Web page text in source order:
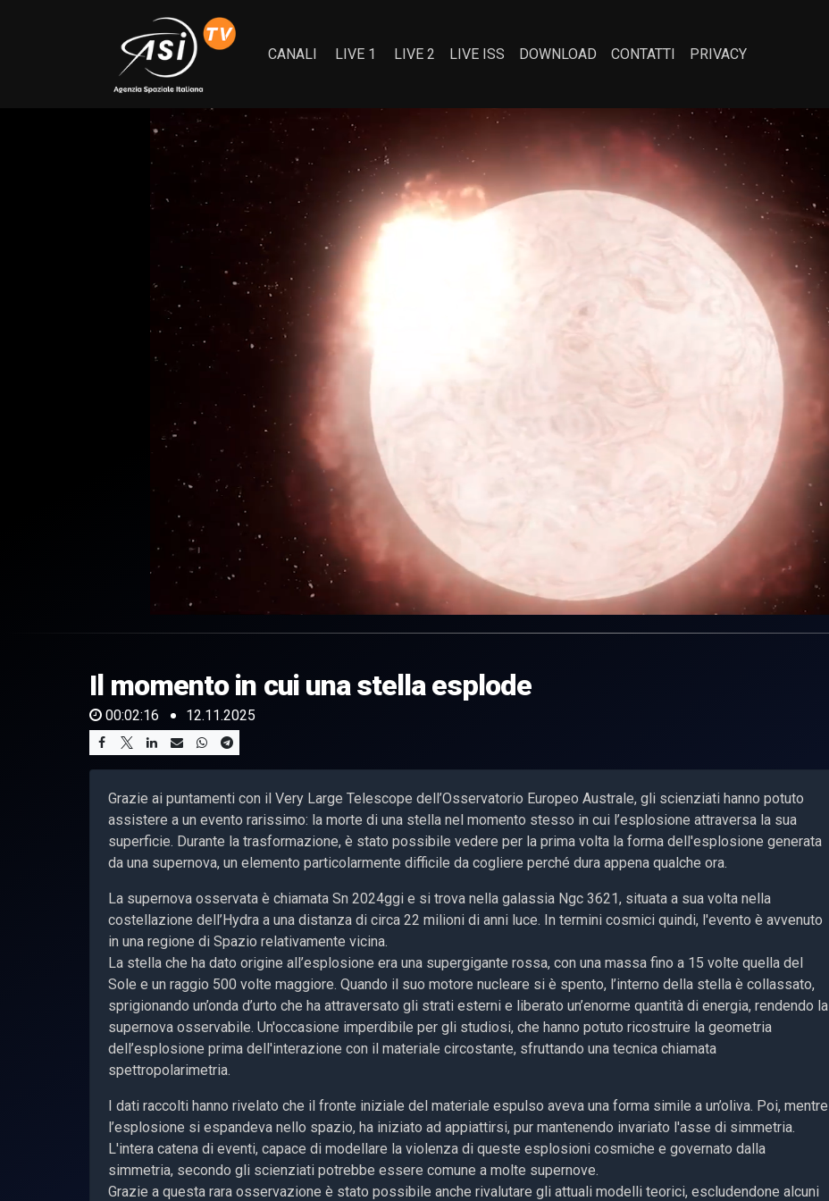
CANALI LIVE 1 LIVE 2 LIVE ISS DOWNLOAD CONTATTI PRIVACY
of
16
secondsVolume
0%
Il momento in cui una stella esplode
00:02:16 12.11.2025
Grazie ai puntamenti con il Very Large Telescope dell’Osservatorio Europeo Australe, gli scienziati hanno potuto
assistere a un evento rarissimo: la morte di una stella nel momento stesso in cui l’esplosione attraversa la sua
superficie. Durante la trasformazione, è stato possibile vedere per la prima volta la forma dell'esplosione generata
da una supernova, un elemento particolarmente difficile da cogliere perché dura appena qualche ora.
La supernova osservata è chiamata Sn 2024ggi e si trova nella galassia Ngc 3621, situata a sua volta nella
costellazione dell’Hydra a una distanza di circa 22 milioni di anni luce. In termini cosmici quindi, l'evento è avvenuto
in una regione di Spazio relativamente vicina.
La stella che ha dato origine all’esplosione era una supergigante rossa, con una massa fino a 15 volte quella del
Sole e un raggio 500 volte maggiore. Quando il suo motore nucleare si è spento, l’interno della stella è collassato,
sprigionando un’onda d’urto che ha attraversato gli strati esterni e liberato un’enorme quantità di energia, rendendo la
supernova osservabile. Un'occasione imperdibile per gli studiosi, che hanno potuto ricostruire la geometria
dell’esplosione prima dell'interazione con il materiale circostante, sfruttando una tecnica chiamata
spettropolarimetria.
I dati raccolti hanno rivelato che il fronte iniziale del materiale espulso aveva una forma simile a un’oliva. Poi, mentre
l’esplosione si espandeva nello spazio, ha iniziato ad appiattirsi, pur mantenendo invariato l'asse di simmetria.
L'intera catena di eventi, capace di modellare la violenza di queste esplosioni cosmiche e governato dalla
simmetria, secondo gli scienziati potrebbe essere comune a molte supernove.
Grazie a questa rara osservazione è stato possibile anche rivalutare gli attuali modelli teorici, escludendone alcuni